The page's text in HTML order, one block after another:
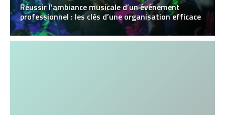
Réussir l’ambiance musicale d’un événement
professionnel : les clés d’une organisation efficace